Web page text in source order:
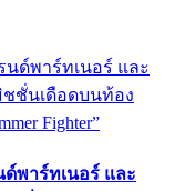
พาร์ทเนอร์ และ